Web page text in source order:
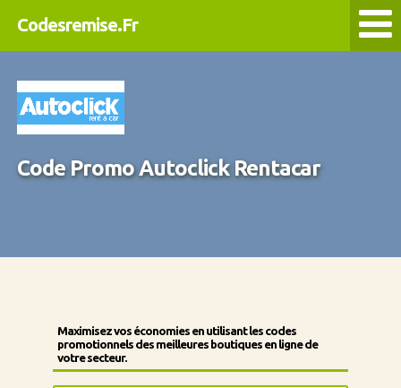
Codesremise.Fr
Code Promo Autoclick Rentacar
Maximisez vos économies en utilisant les codes
promotionnels des meilleures boutiques en ligne de
votre secteur.